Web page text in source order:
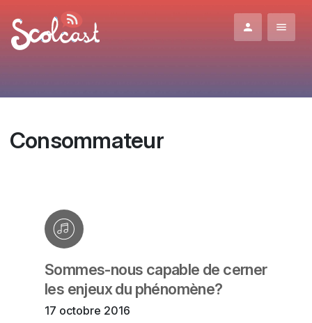
Consommateur
Sommes-nous capable de cerner
les enjeux du phénomène?
17 octobre 2016